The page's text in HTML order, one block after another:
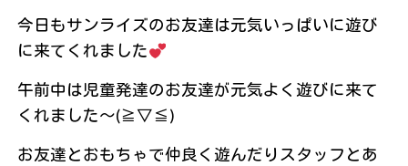
今日もサンライズのお友達は元気いっぱいに遊び
に来てくれました
午前中は児童発達のお友達が元気よく遊びに来て
くれました～(≧▽≦)
お友達とおもちゃで仲良く遊んだりスタッフとあ